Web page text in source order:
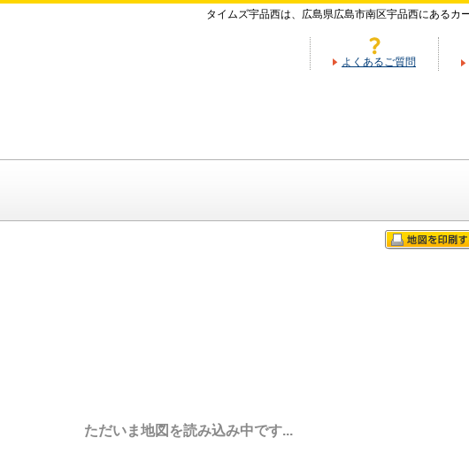
タイムズ宇品西は、広島県広島市南区宇品西にあるカ
よくあるご質問
ただいま地図を読み込み中です...